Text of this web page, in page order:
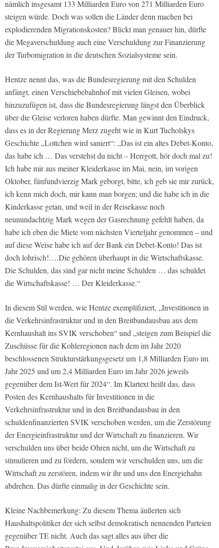
nämlich insgesamt 133 Milliarden Euro von 271 Milliarden Euro
steigen würde. Doch was sollen die Länder denn machen bei
explodierenden Migrationskosten? Blickt man genauer hin, dürfte
die Megaverschuldung auch eine Verschuldung zur Finanzierung
der Turbomigration in die deutschen Sozialsysteme sein.
Hentze nennt das, was die Bundesregierung mit den Schulden
anfängt, einen Verschiebebahnhof mit vielen Gleisen, wobei
hinzuzufügen ist, dass die Bundesregierung längst den Überblick
über die Gleise verloren haben dürfte. Man gewinnt den Eindruck,
dass es in der Regierung Merz zugeht wie in Kurt Tucholskys
Geschichte „Lottchen wird saniert“: „Das ist ein altes Debet-Konto,
das habe ich … Das verstehst du nicht – Herrgott, hör doch mal zu!
Ich habe mir aus meiner Kleiderkasse im Mai, nein, im vorigen
Oktober, fünfundvierzig Mark geborgt, bitte, ich geb sie mir zurück,
ich kenn mich doch, mir kann man borgen; und die habe ich in die
Kinderkasse getan, und weil in der Reisekasse noch
neunundachtzig Mark wegen der Gasrechnung gefehlt haben, da
habe ich eben die Miete vom nächsten Vierteljahr genommen – und
auf diese Weise habe ich auf der Bank ein Debet-Konto! Das ist
doch lohrisch!….Die gehören überhaupt in die Wirtschaftskasse.
Die Schulden, das sind gar nicht meine Schulden … das schuldet
die Wirtschaftskasse! … Der Kleiderkasse.“
In diesem Stil werden, wie Hentze exemplifiziert, „Investitionen in
die Verkehrsinfrastruktur und in den Breitbandausbau aus dem
Kernhaushalt ins SVIK verschoben“ und „steigen zum Beispiel die
Zuschüsse für die Kohleregionen nach dem im Jahr 2020
beschlossenen Strukturstärkungsgesetz um 1,8 Milliarden Euro im
Jahr 2025 und um 2,4 Milliarden Euro im Jahr 2026 jeweils
gegenüber dem Ist-Wert für 2024“. Im Klartext heißt das, dass
Posten des Kernhaushalts für Investitionen in die
Verkehrsinfrastruktur und in den Breitbandausbau in den
schuldenfinanzierten SVIK verschoben werden, um die Zerstörung
der Energieinfrastruktur und der Wirtschaft zu finanzieren. Wir
verschulden uns über beide Ohren nicht, um die Wirtschaft zu
stimulieren und zu fördern, sondern wir verschulden uns, um die
Wirtschaft zu zerstören, indem wir ihr und uns den Energiehahn
abdrehen. Das dürfte einmalig in der Geschichte sein.
Kleine Nachbemerkung: Zu diesem Thema äußerten sich
Haushaltspolitiker der sich selbst demokratisch nennenden Parteien
gegenüber TE nicht. Auch das sagt alles aus über die